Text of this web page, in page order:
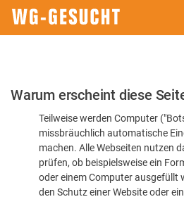
Bitte
dass
Warum erscheint diese
Teilweise werden Computer
missbräuchlich automatische
machen. Alle Webseiten nutzen
prüfen, ob beispielsweise ein
oder einem Computer ausgefüllt
den Schutz einer Website oder